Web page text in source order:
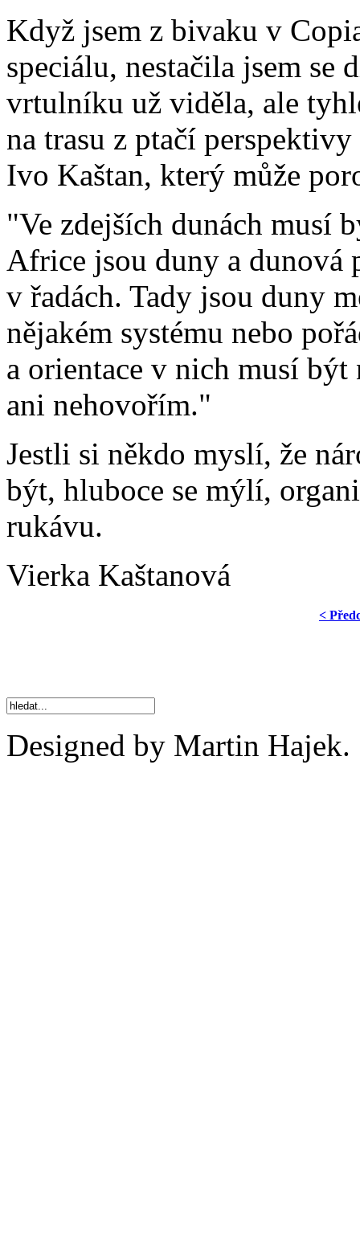
Když jsem z bivaku v
speciálu, nestačila jsem
vrtulníku už viděla, ale
na trasu z ptačí
Ivo Kaštan, který může
"Ve zdejších dunách musí
Africe jsou duny a dunová
v řadách. Tady jsou duny
nějakém systému nebo
a orientace v nich musí
ani nehovořím."
Jestli si někdo myslí, že
být, hluboce se mýlí,
rukávu.
Vierka Kaštanová
<
Designed by Martin Hajek.